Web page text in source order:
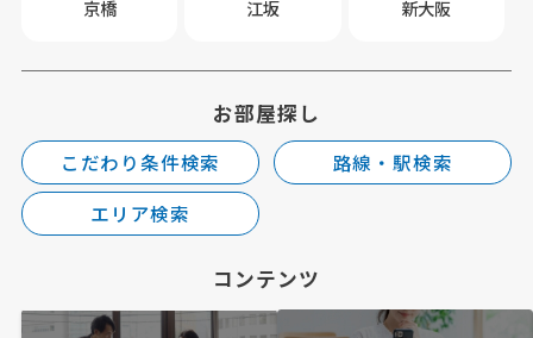
京橋 江坂 新大阪
お部屋探し
こだわり条件検索
路線・駅検索
エリア検索
コンテンツ